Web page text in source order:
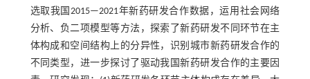
选取我国2015—2021年新药研发合作数据，运用社会网络
分析、负二项模型等方法，探索了新药研发不同环节在主
体构成和空间结构上的分异性，识别城市新药研发合作的
不同类型，进一步探讨了驱动我国新药研发合作的主要因